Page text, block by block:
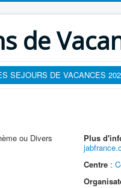
de
SEJOURS DE VACANCES
ou Divers
Plus
Centre :